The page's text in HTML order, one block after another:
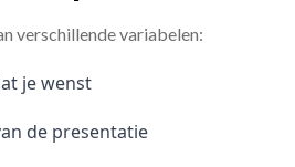
verschillende variabelen:
je wenst
de presentatie